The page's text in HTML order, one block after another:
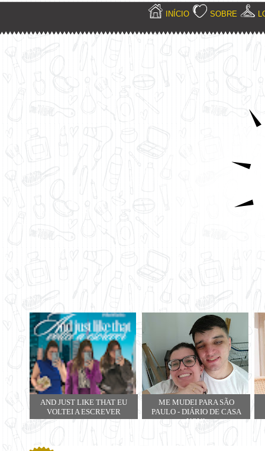
INÍCIO SOBRE
AND JUST LIKE THAT EU
VOLTEI A ESCREVER
ME MUDEI PARA SÃO
PAULO - DIÁRIO DE CASA
NOVA